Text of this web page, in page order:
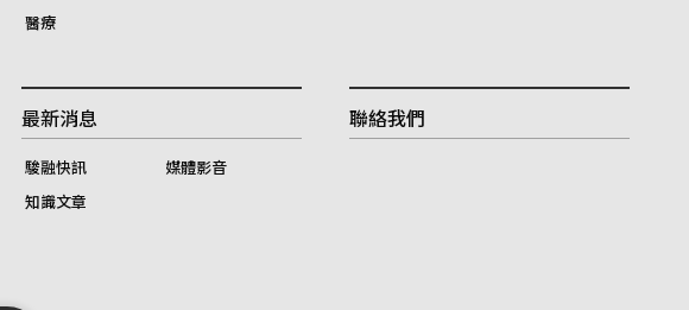
醫療
最新消息
駿融快訊 媒體影音
知識文章
聯絡我們